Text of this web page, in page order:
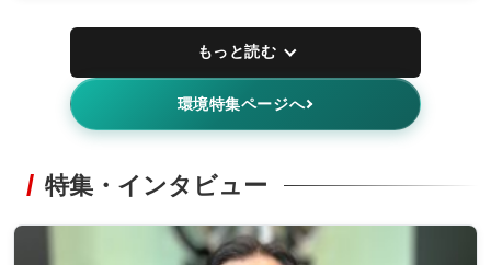
もっと読む
環境特集ページへ
特集・インタビュー